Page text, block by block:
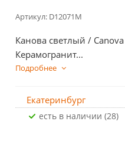
Артикул: D12071M
Канова светлый /
Керамогранит...
Подробнее
Екатеринбург
Есть в наличии (28)